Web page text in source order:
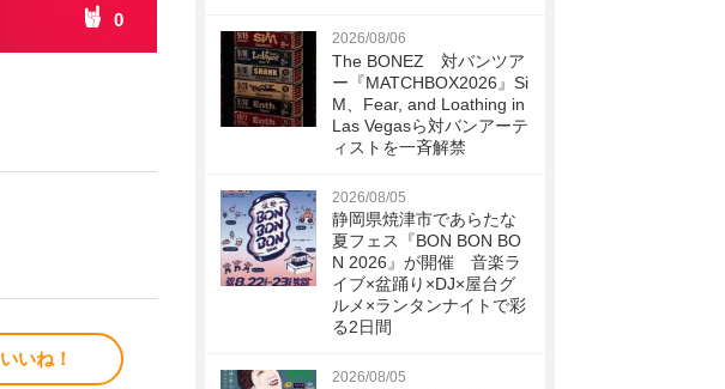
0
いいね！
2026/08/06
The BONEZ 対バンツア
ー『MATCHBOX2026』Si
M、Fear, and Loathing in
Las Vegasら対バンアーテ
ィストを一斉解禁
2026/08/05
静岡県焼津市であらたな
夏フェス『BON BON BO
N 2026』が開催 音楽ラ
イブ×盆踊り×DJ×屋台グ
ルメ×ランタンナイトで彩
る2日間
2026/08/05